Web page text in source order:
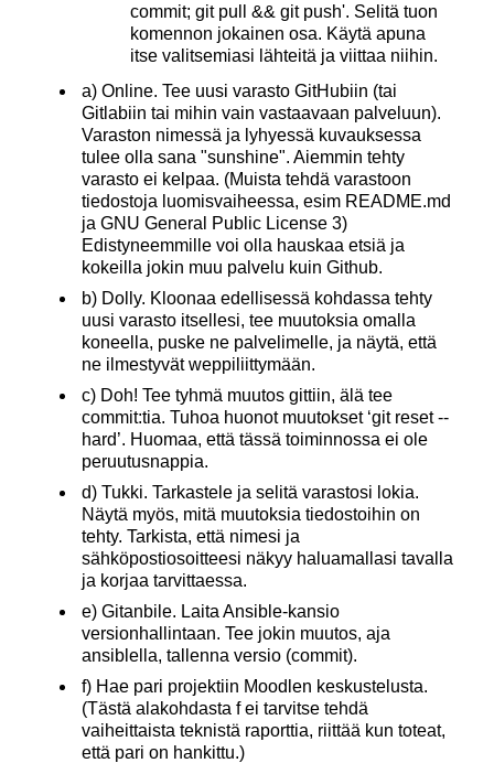
commit; git pull && git push'. Selitä tuon
komennon jokainen osa. Käytä apuna
itse valitsemiasi lähteitä ja viittaa niihin.
a) Online. Tee uusi varasto GitHubiin (tai
Gitlabiin tai mihin vain vastaavaan palveluun).
Varaston nimessä ja lyhyessä kuvauksessa
tulee olla sana "sunshine". Aiemmin tehty
varasto ei kelpaa. (Muista tehdä varastoon
tiedostoja luomisvaiheessa, esim README.md
ja GNU General Public License 3)
Edistyneemmille voi olla hauskaa etsiä ja
kokeilla jokin muu palvelu kuin Github.
b) Dolly. Kloonaa edellisessä kohdassa tehty
uusi varasto itsellesi, tee muutoksia omalla
koneella, puske ne palvelimelle, ja näytä, että
ne ilmestyvät weppiliittymään.
c) Doh! Tee tyhmä muutos gittiin, älä tee
commit:tia. Tuhoa huonot muutokset ‘git reset --
hard’. Huomaa, että tässä toiminnossa ei ole
peruutusnappia.
d) Tukki. Tarkastele ja selitä varastosi lokia.
Näytä myös, mitä muutoksia tiedostoihin on
tehty. Tarkista, että nimesi ja
sähköpostiosoitteesi näkyy haluamallasi tavalla
ja korjaa tarvittaessa.
e) Gitanbile. Laita Ansible-kansio
versionhallintaan. Tee jokin muutos, aja
ansiblella, tallenna versio (commit).
f) Hae pari projektiin Moodlen keskustelusta.
(Tästä alakohdasta f ei tarvitse tehdä
vaiheittaista teknistä raporttia, riittää kun toteat,
että pari on hankittu.)